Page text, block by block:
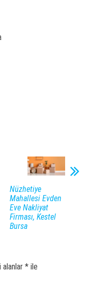
Nüzhetiye
Mahallesi Evden
Eve Nakliyat
Firması, Kestel
Bursa
alanlar * ile